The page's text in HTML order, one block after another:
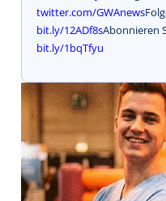
twitter.com/GWAnews
bit.ly/12ADf8sAbonnieren
bit.ly/1bqTfyu